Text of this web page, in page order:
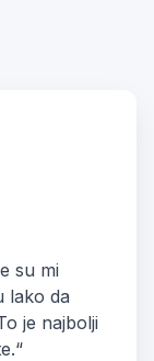
su mi
lako da
je najbolji